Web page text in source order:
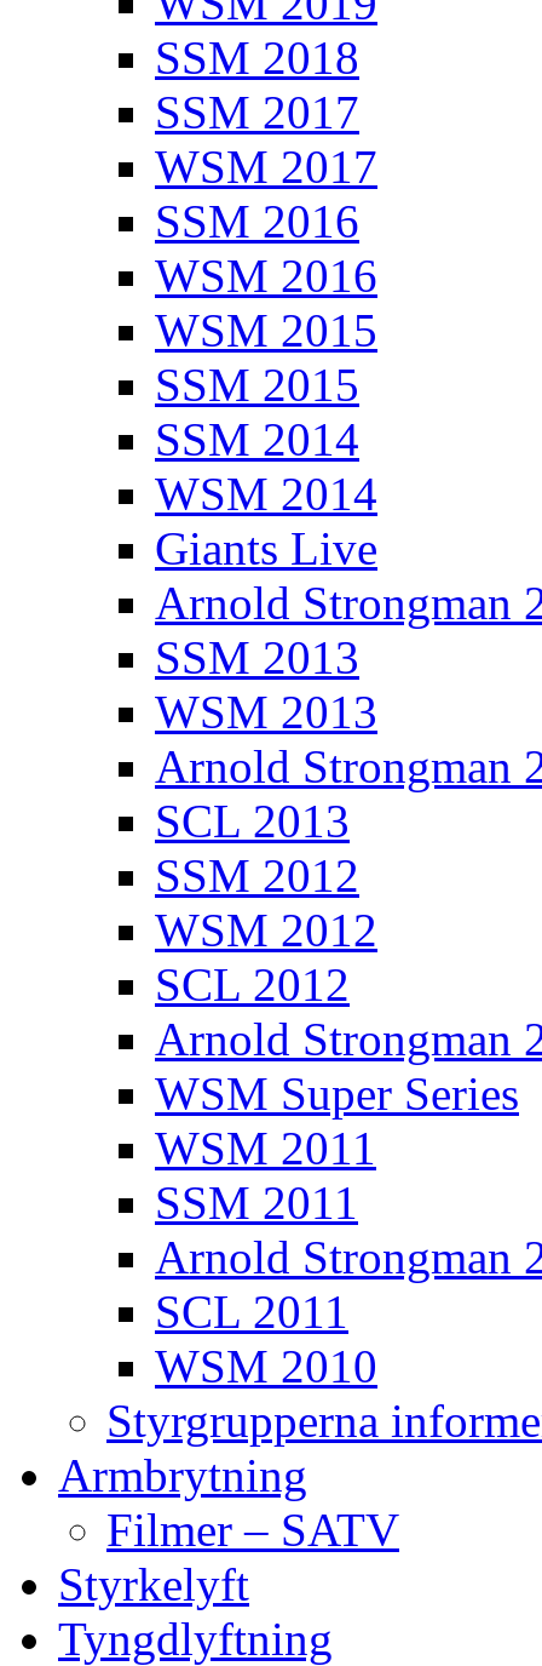
SSM 2018
SSM 2017
WSM 2017
SSM 2016
WSM 2016
WSM 2015
SSM 2015
SSM 2014
WSM 2014
Giants Live
Arnold Strongman
SSM 2013
WSM 2013
Arnold Strongman
SCL 2013
SSM 2012
WSM 2012
SCL 2012
Arnold Strongman
WSM Super Series
WSM 2011
SSM 2011
Arnold Strongman
SCL 2011
WSM 2010
Styrgrupperna
Armbrytning
Filmer – SATV
Styrkelyft
Tyngdlyftning